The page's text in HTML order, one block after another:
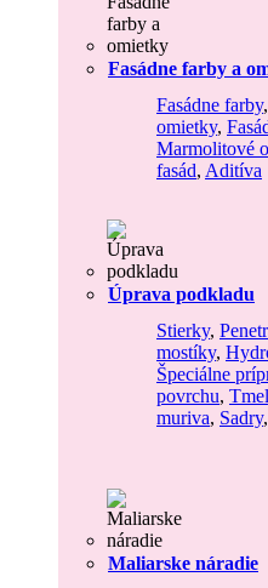
Fasádne farby a
Fasádne farby,
omietky,
Marmolitové
fasád, Aditíva
Úprava podkladu
Stierky,
mostíky,
Špeciálne
povrchu,
muriva, Sadry,
Maliarske náradie